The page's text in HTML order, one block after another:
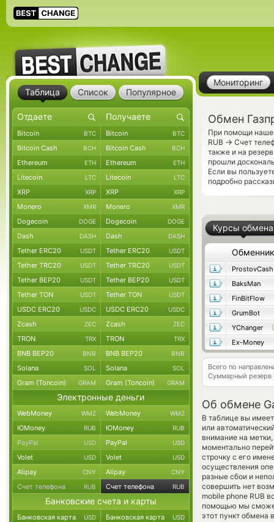
Мониторинг
Обмен
При помощи
RUB → Счет
также и на
прошли
Если вы
подробно
Курсы обмена
Обменник
ProstovCash
BaksMan
FinBitFlow
GrumBot
YChanger
Ex-Money
Всего по
Суммарный резерв
Об обмене
В таблице вы
или
внимание на
моментально
строчку с его
осуществления
разные сбои и
совершить нет
mobile phone RUB
помощью мы
этот пункт обмена
Таблица Список Популярное
Bitcoin BTC Bitcoin BTC
Bitcoin Cash BCH Bitcoin Cash BCH
Ethereum ETH Ethereum ETH
Litecoin LTC Litecoin LTC
XRP XRP XRP XRP
Monero XMR Monero XMR
Dogecoin DOGE Dogecoin DOGE
Dash DASH Dash DASH
Tether ERC20 USDT Tether ERC20 USDT
Tether TRC20 USDT Tether TRC20 USDT
Tether BEP20 USDT Tether BEP20 USDT
Tether TON USDT Tether TON USDT
USDC ERC20 USDC USDC ERC20 USDC
Zcash ZEC Zcash ZEC
TRON TRX TRON TRX
BNB BEP20 BNB BNB BEP20 BNB
Solana SOL Solana SOL
Gram (Toncoin) GRAM Gram (Toncoin) GRAM
Электронные деньги
WebMoney WMZ WebMoney WMZ
ЮMoney RUB ЮMoney RUB
PayPal USD PayPal USD
Volet USD Volet USD
Alipay CNY Alipay CNY
Счет телефона RUB Счет телефона RUB
Банковские счета и карты
Банковская карта USD Банковская карта USD